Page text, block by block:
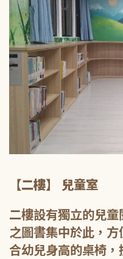
【二樓】 兒童室
二樓設有獨立的兒
之圖書集中於此，
合幼兒身高的桌椅